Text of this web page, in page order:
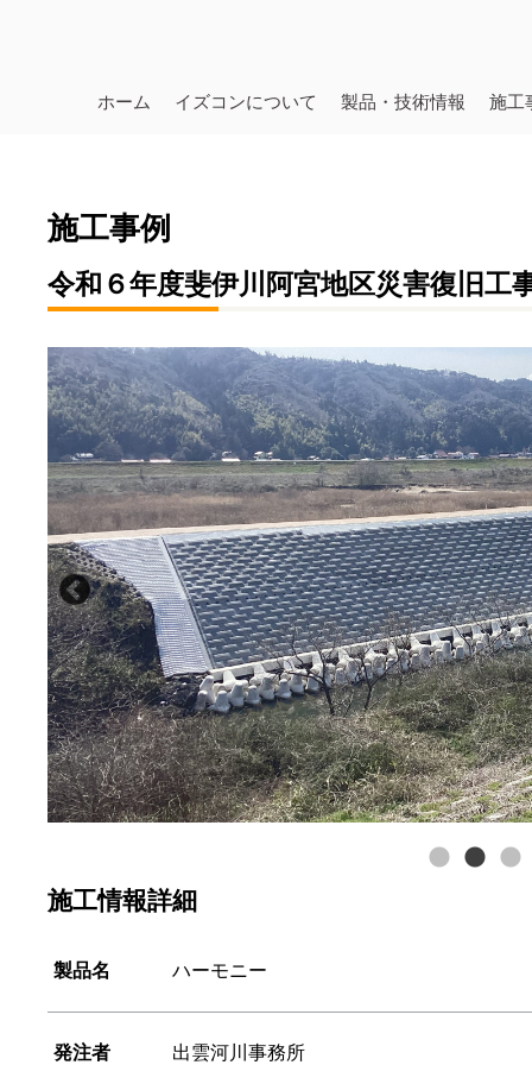
ホーム イズコンについて 製品・技術情報 施工
施工事例
令和６年度斐伊川阿宮地区災害復旧工
施工情報詳細
製品名 ハーモニー
発注者 出雲河川事務所